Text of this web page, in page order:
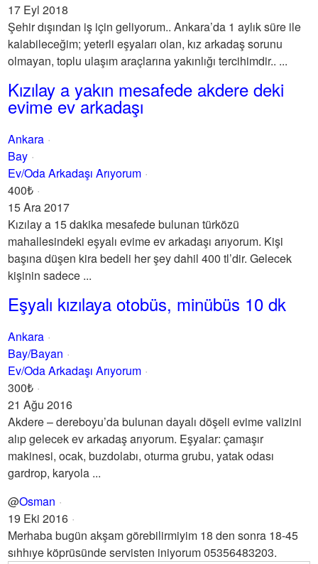
17 Eyl 2018
Şehir dışından iş için geliyorum.. Ankara’da 1 aylık süre ile
kalabileceğim; yeterli eşyaları olan, kız arkadaş sorunu
olmayan, toplu ulaşım araçlarına yakınlığı tercihimdir.. ...
Kızılay a yakın mesafede akdere deki
evime ev arkadaşı
Ankara
Bay
Ev/Oda Arkadaşı Arıyorum
400₺
15 Ara 2017
Kızılay a 15 dakika mesafede bulunan türközü
mahallesindeki eşyalı evime ev arkadaşı arıyorum. Kişi
başına düşen kira bedeli her şey dahil 400 tl’dir. Gelecek
kişinin sadece ...
Eşyalı kızılaya otobüs, minübüs 10 dk
Ankara
Bay/Bayan
Ev/Oda Arkadaşı Arıyorum
300₺
21 Ağu 2016
Akdere – dereboyu’da bulunan dayalı döşeli evime valizini
alıp gelecek ev arkadaş arıyorum. Eşyalar: çamaşır
makinesi, ocak, buzdolabı, oturma grubu, yatak odası
gardrop, karyola ...
@Osman
19 Eki 2016
Merhaba bugün akşam görebilirmiyim 18 den sonra 18-45
sıhhıye köprüsünde servisten iniyorum 05356483203.